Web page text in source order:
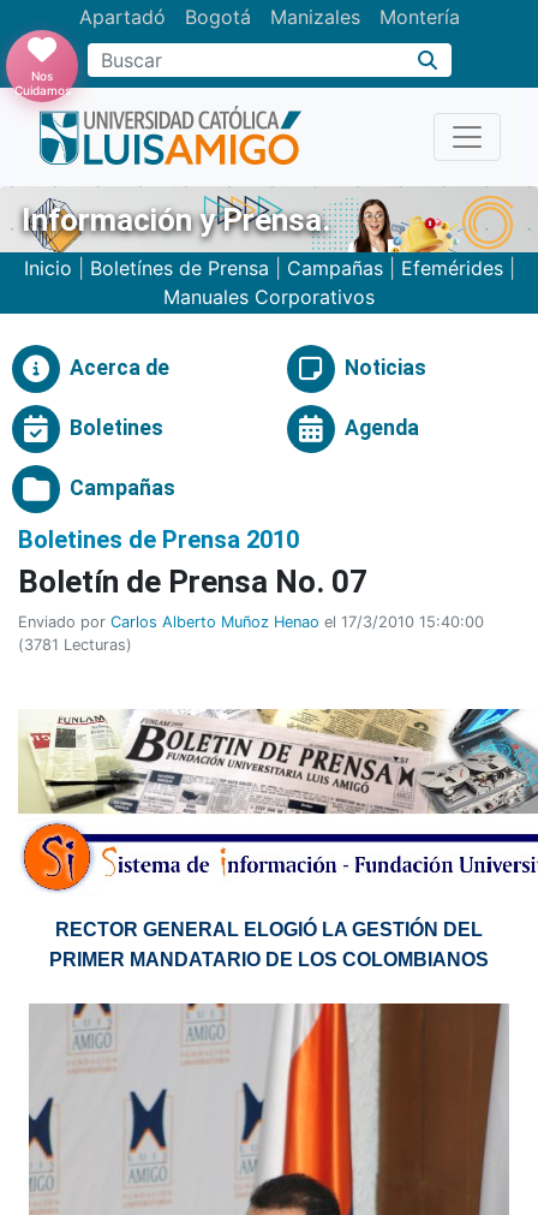
Apartadó Bogotá Manizales Montería
Buscar
Nos
Cuidamos
Información y Prensa.
Inicio Boletínes de Prensa Campañas| Efemérides|
Manuales Corporativos
Acerca de Noticias
Boletines Agenda
Campañas
Boletines de Prensa 2010
Boletín de Prensa No. 07
Enviado por Carlos Alberto Muñoz Henao el 17/3/2010 15:40:00
(3781 Lecturas)
RECTOR GENERAL ELOGIÓ LA GESTIÓN DEL
PRIMER MANDATARIO DE LOS COLOMBIANOS